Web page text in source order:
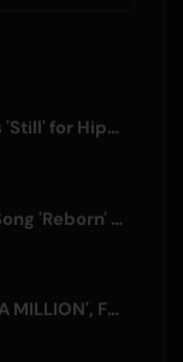
Daichi Yamamoto Releases 'Still' for Hip-Hop Anime 'Shadow Beat'
Girls Archives. Pre-Debut Song 'Reborn' is Theme for Netflix Film
Shueisha Launches 'MANGA MILLION', Free Global Library of 400 Manga Titles